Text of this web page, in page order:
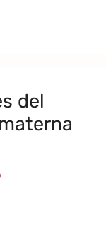
del